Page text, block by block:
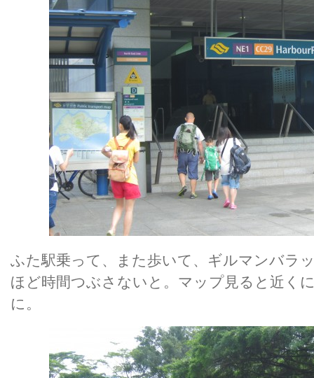
ふた駅乗って、また歩いて、ギルマンバラ
ほど時間つぶさないと。マップ見ると近く
に。